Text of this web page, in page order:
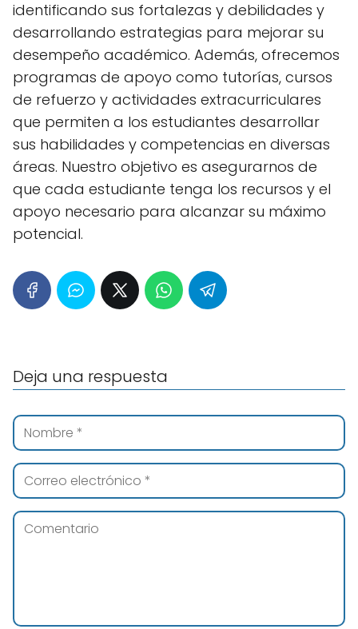
identificando sus fortalezas y debilidades y
desarrollando estrategias para mejorar su
desempeño académico. Además, ofrecemos
programas de apoyo como tutorías, cursos
de refuerzo y actividades extracurriculares
que permiten a los estudiantes desarrollar
sus habilidades y competencias en diversas
áreas. Nuestro objetivo es asegurarnos de
que cada estudiante tenga los recursos y el
apoyo necesario para alcanzar su máximo
potencial.
Deja una respuesta